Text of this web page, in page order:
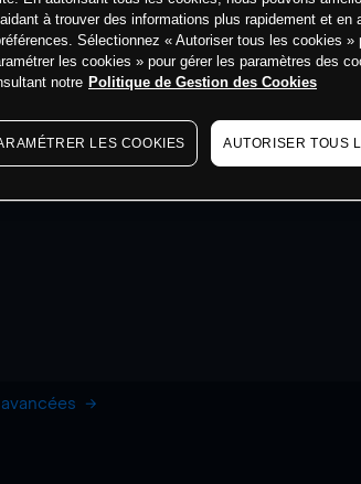
à trouver des informations plus rapidement et en
Sélectionnez « Autoriser tous les cookies »
les cookies » pour gérer les paramètres des
notre Politique de Gestion des Cookies
LES COOKIES AUTORISER TOUS